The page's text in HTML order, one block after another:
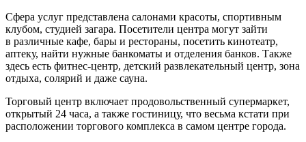
Сфера услуг представлена салонами красоты, спортивным
клубом, студией загара. Посетители центра могут зайти
в различные кафе, бары и рестораны, посетить кинотеатр,
аптеку, найти нужные банкоматы и отделения банков. Также
здесь есть фитнес-центр, детский развлекательный центр, зона
отдыха, солярий и даже сауна.
Торговый центр включает продовольственный супермаркет,
открытый 24 часа, а также гостиницу, что весьма кстати при
расположении торгового комплекса в самом центре города.